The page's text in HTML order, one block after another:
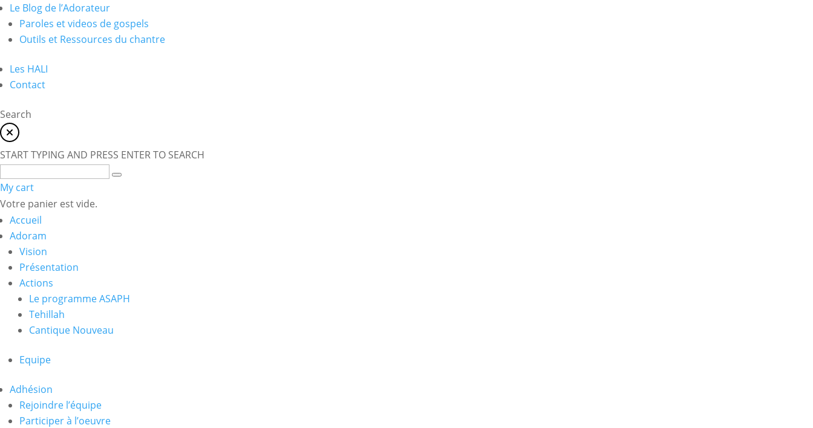
Le Blog de l’Adorateur
Paroles et videos de gospels
Outils et Ressources du chantre
Les HALI
Contact
Search
START TYPING AND PRESS ENTER TO SEARCH
My cart
Votre panier est vide.
Accueil
Adoram
Vision
Présentation
Actions
Le programme ASAPH
Tehillah
Cantique Nouveau
Equipe
Adhésion
Rejoindre l’équipe
Participer à l’oeuvre